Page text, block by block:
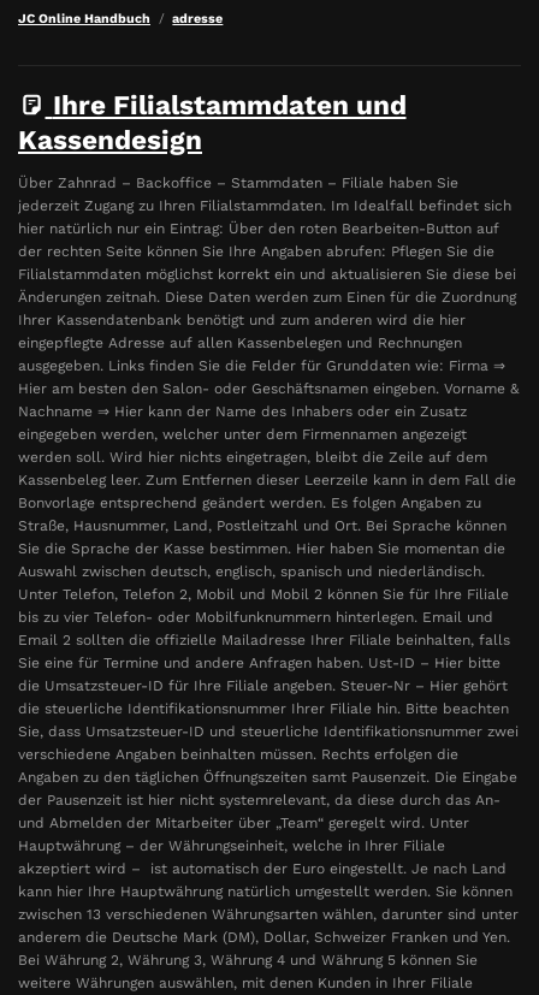
JC Online Handbuch adresse
Ihre Filialstammdaten und
Kassendesign
Über Zahnrad – Backoffice – Stammdaten – Filiale haben Sie
jederzeit Zugang zu Ihren Filialstammdaten. Im Idealfall befindet sich
hier natürlich nur ein Eintrag: Über den roten Bearbeiten-Button auf
der rechten Seite können Sie Ihre Angaben abrufen: Pflegen Sie die
Filialstammdaten möglichst korrekt ein und aktualisieren Sie diese bei
Änderungen zeitnah. Diese Daten werden zum Einen für die Zuordnung
Ihrer Kassendatenbank benötigt und zum anderen wird die hier
eingepflegte Adresse auf allen Kassenbelegen und Rechnungen
ausgegeben. Links finden Sie die Felder für Grunddaten wie: Firma ⇒
Hier am besten den Salon- oder Geschäftsnamen eingeben. Vorname &
Nachname ⇒ Hier kann der Name des Inhabers oder ein Zusatz
eingegeben werden, welcher unter dem Firmennamen angezeigt
werden soll. Wird hier nichts eingetragen, bleibt die Zeile auf dem
Kassenbeleg leer. Zum Entfernen dieser Leerzeile kann in dem Fall die
Bonvorlage entsprechend geändert werden. Es folgen Angaben zu
Straße, Hausnummer, Land, Postleitzahl und Ort. Bei Sprache können
Sie die Sprache der Kasse bestimmen. Hier haben Sie momentan die
Auswahl zwischen deutsch, englisch, spanisch und niederländisch.
Unter Telefon, Telefon 2, Mobil und Mobil 2 können Sie für Ihre Filiale
bis zu vier Telefon- oder Mobilfunknummern hinterlegen. Email und
Email 2 sollten die offizielle Mailadresse Ihrer Filiale beinhalten, falls
Sie eine für Termine und andere Anfragen haben. Ust-ID – Hier bitte
die Umsatzsteuer-ID für Ihre Filiale angeben. Steuer-Nr – Hier gehört
die steuerliche Identifikationsnummer Ihrer Filiale hin. Bitte beachten
Sie, dass Umsatzsteuer-ID und steuerliche Identifikationsnummer zwei
verschiedene Angaben beinhalten müssen. Rechts erfolgen die
Angaben zu den täglichen Öffnungszeiten samt Pausenzeit. Die Eingabe
der Pausenzeit ist hier nicht systemrelevant, da diese durch das An-
und Abmelden der Mitarbeiter über „Team“ geregelt wird. Unter
Hauptwährung – der Währungseinheit, welche in Ihrer Filiale
akzeptiert wird – ist automatisch der Euro eingestellt. Je nach Land
kann hier Ihre Hauptwährung natürlich umgestellt werden. Sie können
zwischen 13 verschiedenen Währungsarten wählen, darunter sind unter
anderem die Deutsche Mark (DM), Dollar, Schweizer Franken und Yen.
Bei Währung 2, Währung 3, Währung 4 und Währung 5 können Sie
weitere Währungen auswählen, mit denen Kunden in Ihrer Filiale